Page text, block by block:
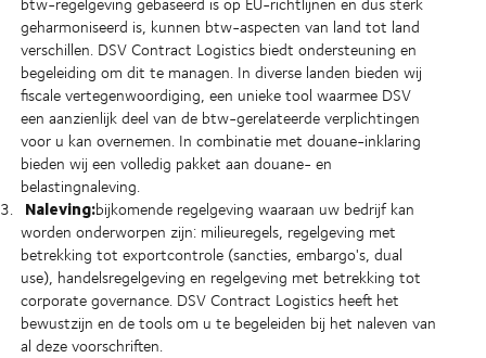
geharmoniseerd is, kunnen btw-aspecten van land tot land
verschillen. DSV Contract Logistics biedt ondersteuning en
begeleiding om dit te managen. In diverse landen bieden wij
fiscale vertegenwoordiging, een unieke tool waarmee DSV
een aanzienlijk deel van de btw-gerelateerde verplichtingen
voor u kan overnemen. In combinatie met douane-inklaring
bieden wij een volledig pakket aan douane- en
belastingnaleving.
Naleving:bijkomende regelgeving waaraan uw bedrijf kan
worden onderworpen zijn: milieuregels, regelgeving met
betrekking tot exportcontrole (sancties, embargo's, dual
use), handelsregelgeving en regelgeving met betrekking tot
corporate governance. DSV Contract Logistics heeft het
bewustzijn en de tools om u te begeleiden bij het naleven van
al deze voorschriften.